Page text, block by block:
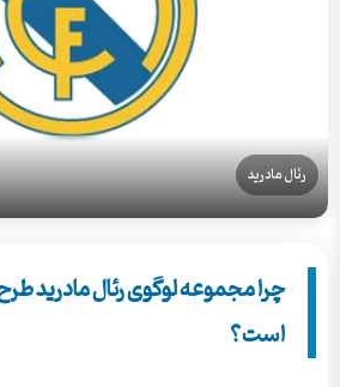
رئال مادرید
چرا مجموعه لوگوی رئال مادرید
است؟